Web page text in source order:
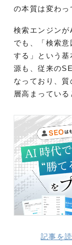
の本質は変わっ
検索エンジン
でも、「検索
する」という
源も、従来の
なっており、
層高まっている
記事を